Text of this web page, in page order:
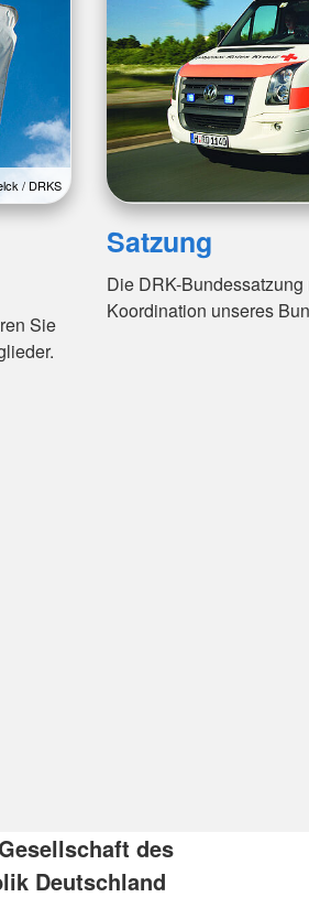
/ DRKS
Sie
Satzung
Die DRK-
Koordination unseres
des
Deutschland